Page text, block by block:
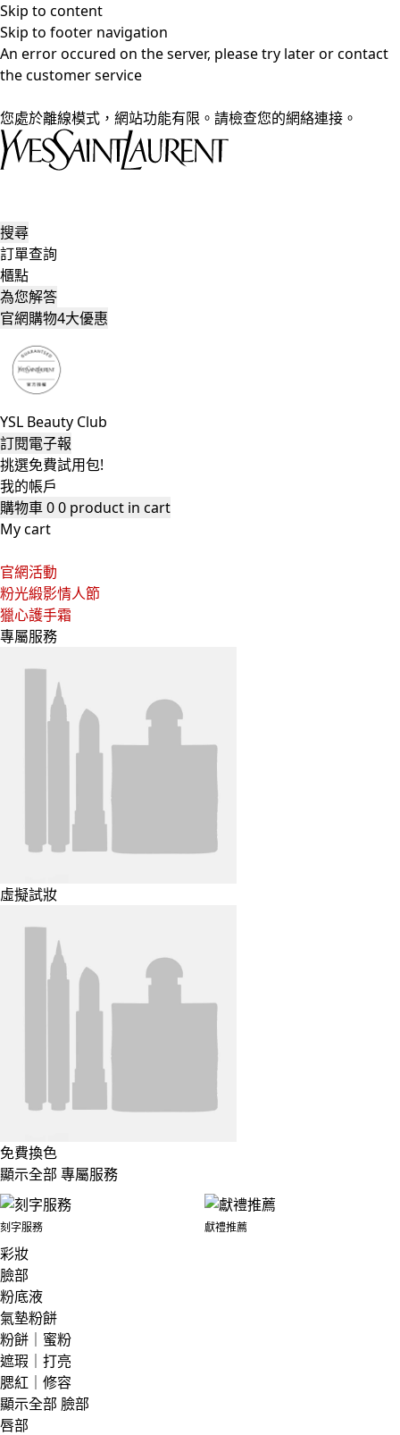
Skip to content
Skip to footer navigation
An error occured on the server, please try later or contact
the customer service
您處於離線模式，網站功能有限。請檢查您的網絡連接。
搜尋
訂單查詢
櫃點
為您解答
官網購物4大優惠
YSL Beauty Club
訂閱電子報
挑選免費試用包!
我的帳戶
購物車00 product in cart
My cart
官網活動
粉光緞影情人節
獵心護手霜
專屬服務
虛擬試妝
免費換色
顯示全部 專屬服務
刻字服務 獻禮推薦
彩妝
臉部
粉底液
氣墊粉餅
粉餅｜蜜粉
遮瑕｜打亮
腮紅｜修容
顯示全部 臉部
唇部